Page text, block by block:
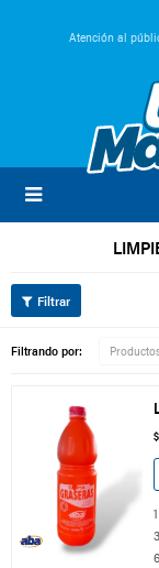
Atención al

Filtrando por:
$